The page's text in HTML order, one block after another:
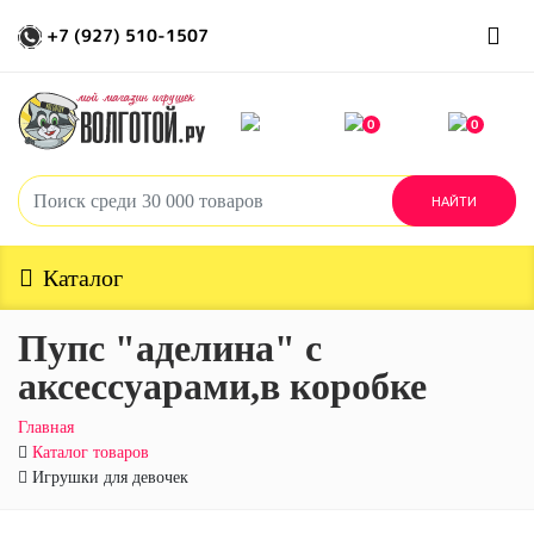
+7 (927) 510-1507
0 0
Каталог
Пупс "аделина" с
аксессуарами,в коробке
Главная
Каталог товаров
Игрушки для девочек